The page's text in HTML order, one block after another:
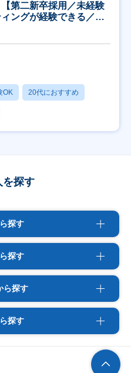
第二新卒採用／未経験
ングが経験できる／研
OK 20代におすすめ
を探す
探す
探す
ら探す
探す